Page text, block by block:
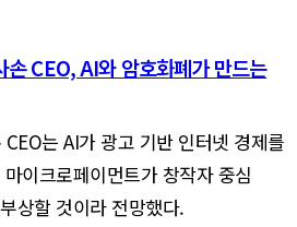
손 CEO, AI와 암호화폐가 만드는
는 AI가 광고 기반 인터넷 경제를
이크로페이먼트가 창작자 중심
상할 것이라 전망했다.